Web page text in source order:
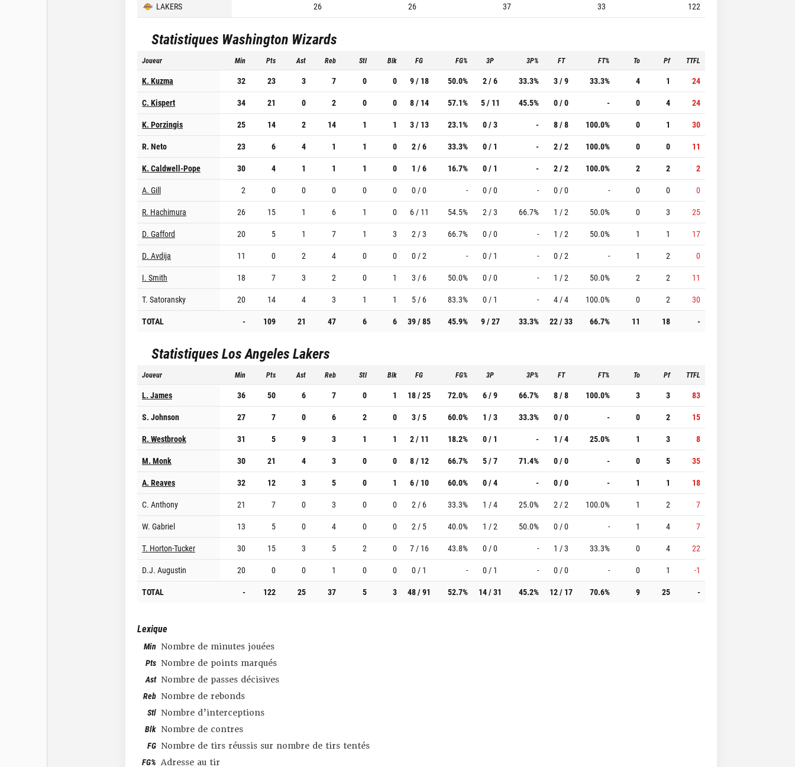
LAKERS
26 26 37 33 122
Statistiques Washington Wizards
Joueur Min Pts Ast Reb Stl Blk FG FG% 3P 3P% FT FT% To Pf TTFL
K. Kuzma 32 23 3 7 0 0 9 / 18 50.0% 2 / 6 33.3% 3 / 9 33.3% 4 1
24
C. Kispert
34 21 0 2 0 0 8 / 14 57.1% 5 / 11 45.5% 0 / 0 - 0 4
24
K. Porzingis
25 14 2 14 1 1 3 / 13 23.1% 0 / 3 - 8 / 8 100.0% 0 1
30
R. Neto
23 6 4 1 1 0 2 / 6 33.3% 0 / 1 - 2 / 2 100.0% 0 0
11
K. Caldwell-Pope
30 4 1 1 1 0 1 / 6 16.7% 0 / 1 - 2 / 2 100.0% 2 2
2
A. Gill
2 0 0 0 0 0 0 / 0 - 0 / 0 - 0 / 0 - 0 0
0
R. Hachimura
26 15 1 6 1 0 6 / 11 54.5% 2 / 3 66.7% 1 / 2 50.0% 0 3
25
D. Gafford
20 5 1 7 1 3 2 / 3 66.7% 0 / 0 - 1 / 2 50.0% 1 1
17
D. Avdija
11 0 2 4 0 0 0 / 2 - 0 / 1 - 0 / 2 - 1 2
0
I. Smith
18 7 3 2 0 1 3 / 6 50.0% 0 / 0 - 1 / 2 50.0% 2 2
11
T. Satoransky
20 14 4 3 1 1 5 / 6 83.3% 0 / 1 - 4 / 4 100.0% 0 2
30
TOTAL
- 109 21 47 6 6 39 / 85 45.9% 9 / 27 33.3% 22 / 33 66.7% 11 18 -
StatistiquesLos Angeles Lakers
Joueur Min Pts Ast Reb Stl Blk FG FG% 3P 3P% FT FT% To Pf TTFL
L. James 36 50 6 7 0 1 18 / 25 72.0% 6 / 9 66.7% 8 / 8 100.0% 3 3
83
S. Johnson
27 7 0 6 2 0 3 / 5 60.0% 1 / 3 33.3% 0 / 0 - 0 2
15
R. Westbrook
31 5 9 3 1 1 2 / 11 18.2% 0 / 1 - 1 / 4 25.0% 1 3
8
M. Monk
30 21 4 3 0 0 8 / 12 66.7% 5 / 7 71.4% 0 / 0 - 0 5
35
A. Reaves
32 12 3 5 0 1 6 / 10 60.0% 0 / 4 - 0 / 0 - 1 1
18
C. Anthony
21 7 0 3 0 0 2 / 6 33.3% 1 / 4 25.0% 2 / 2 100.0% 1 2
7
W. Gabriel
13 5 0 4 0 0 2 / 5 40.0% 1 / 2 50.0% 0 / 0 - 1 4
7
T. Horton-Tucker
30 15 3 5 2 0 7 / 16 43.8% 0 / 0 - 1 / 3 33.3% 0 4
22
D.J. Augustin
20 0 0 1 0 0 0 / 1 - 0 / 1 - 0 / 0 - 0 1
-1
TOTAL
- 122 25 37 5 3 48 / 91 52.7% 14 / 31 45.2% 12 / 17 70.6% 9 25 -
Lexique
Min Nombre de minutes jouées
Pts Nombre de points marqués
Ast Nombre de passes décisives
Reb Nombre de rebonds
Stl Nombre d’interceptions
Blk Nombre de contres
FG Nombre de tirs réussis sur nombre de tirs tentés
FG% Adresse au tir